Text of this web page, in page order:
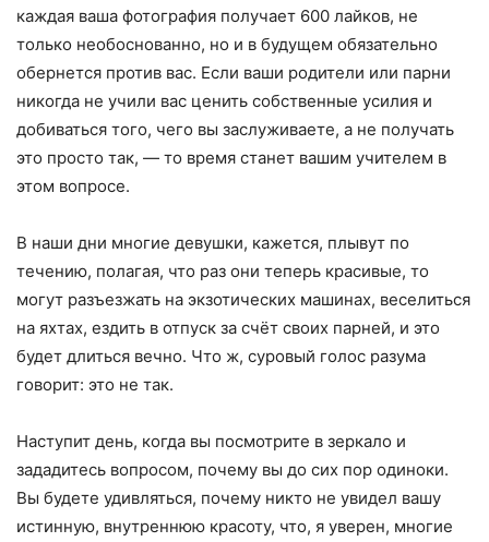
каждая ваша фотография получает 600 лайков, не
только необоснованно, но и в будущем обязательно
обернется против вас. Если ваши родители или парни
никогда не учили вас ценить собственные усилия и
добиваться того, чего вы заслуживаете, а не получать
это просто так, — то время станет вашим учителем в
этом вопросе.
В наши дни многие девушки, кажется, плывут по
течению, полагая, что раз они теперь красивые, то
могут разъезжать на экзотических машинах, веселиться
на яхтах, ездить в отпуск за счёт своих парней, и это
будет длиться вечно. Что ж, суровый голос разума
говорит: это не так.
Наступит день, когда вы посмотрите в зеркало и
зададитесь вопросом, почему вы до сих пор одиноки.
Вы будете удивляться, почему никто не увидел вашу
истинную, внутреннюю красоту, что, я уверен, многие